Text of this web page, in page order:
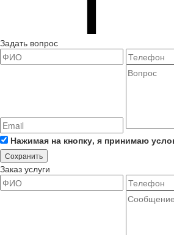
Задать вопрос
Нажимая на кнопку, я принимаю
Сохранить
Заказ услуги